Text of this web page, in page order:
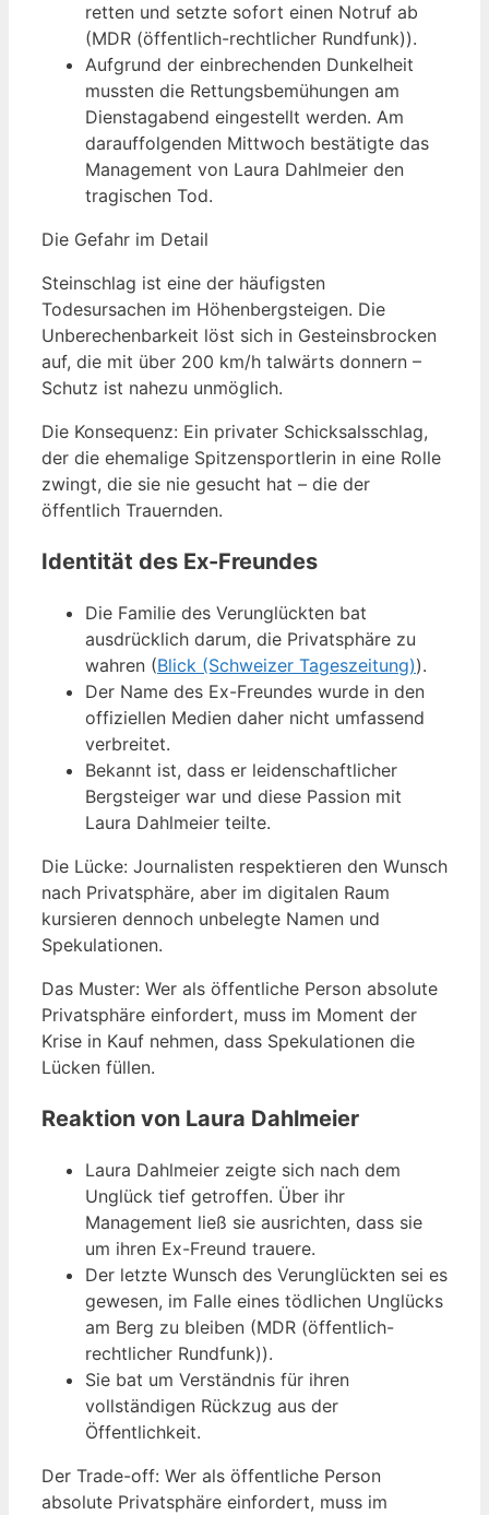
retten und setzte sofort einen Notruf ab
(MDR (öffentlich-rechtlicher Rundfunk)).
Aufgrund der einbrechenden Dunkelheit
mussten die Rettungsbemühungen am
Dienstagabend eingestellt werden. Am
darauffolgenden Mittwoch bestätigte das
Management von Laura Dahlmeier den
tragischen Tod.
Die Gefahr im Detail
Steinschlag ist eine der häufigsten
Todesursachen im Höhenbergsteigen. Die
Unberechenbarkeit löst sich in Gesteinsbrocken
auf, die mit über 200 km/h talwärts donnern –
Schutz ist nahezu unmöglich.
Die Konsequenz: Ein privater Schicksalsschlag,
der die ehemalige Spitzensportlerin in eine Rolle
zwingt, die sie nie gesucht hat – die der
öffentlich Trauernden.
Identität des Ex-Freundes
Die Familie des Verunglückten bat
ausdrücklich darum, die Privatsphäre zu
wahren (Blick (Schweizer Tageszeitung)).
Der Name des Ex-Freundes wurde in den
offiziellen Medien daher nicht umfassend
verbreitet.
Bekannt ist, dass er leidenschaftlicher
Bergsteiger war und diese Passion mit
Laura Dahlmeier teilte.
Die Lücke: Journalisten respektieren den Wunsch
nach Privatsphäre, aber im digitalen Raum
kursieren dennoch unbelegte Namen und
Spekulationen.
Das Muster: Wer als öffentliche Person absolute
Privatsphäre einfordert, muss im Moment der
Krise in Kauf nehmen, dass Spekulationen die
Lücken füllen.
Reaktion von Laura Dahlmeier
Laura Dahlmeier zeigte sich nach dem
Unglück tief getroffen. Über ihr
Management ließ sie ausrichten, dass sie
um ihren Ex-Freund trauere.
Der letzte Wunsch des Verunglückten sei es
gewesen, im Falle eines tödlichen Unglücks
am Berg zu bleiben (MDR (öffentlich-
rechtlicher Rundfunk)).
Sie bat um Verständnis für ihren
vollständigen Rückzug aus der
Öffentlichkeit.
Der Trade-off: Wer als öffentliche Person
absolute Privatsphäre einfordert, muss im